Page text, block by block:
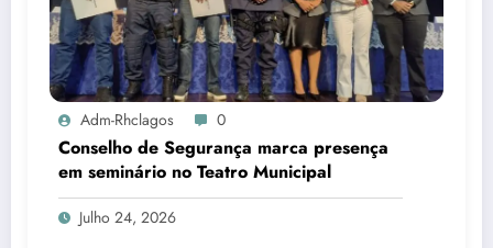
Adm-Rhclagos 0
Conselho de Segurança marca presença
em seminário no Teatro Municipal
Julho 24, 2026